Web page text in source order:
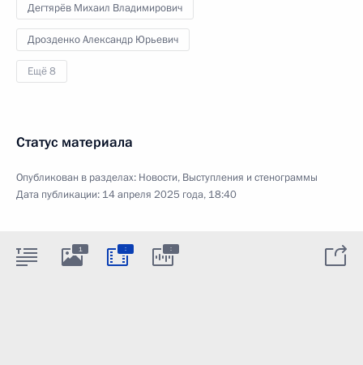
Дегтярёв Михаил Владимирович
Дрозденко Александр Юрьевич
Ещё 8
Статус материала
Опубликован в разделах: Новости, Выступления и стенограммы
Дата публикации: 14 апреля 2025 года, 18:40
1 : :